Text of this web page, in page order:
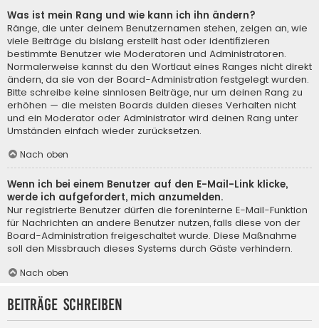
Was ist mein Rang und wie kann ich ihn ändern?
Ränge, die unter deinem Benutzernamen stehen, zeigen an, wie
viele Beiträge du bislang erstellt hast oder identifizieren
bestimmte Benutzer wie Moderatoren und Administratoren.
Normalerweise kannst du den Wortlaut eines Ranges nicht direkt
ändern, da sie von der Board-Administration festgelegt wurden.
Bitte schreibe keine sinnlosen Beiträge, nur um deinen Rang zu
erhöhen — die meisten Boards dulden dieses Verhalten nicht
und ein Moderator oder Administrator wird deinen Rang unter
Umständen einfach wieder zurücksetzen.
Nach oben
Wenn ich bei einem Benutzer auf den E-Mail-Link klicke,
werde ich aufgefordert, mich anzumelden.
Nur registrierte Benutzer dürfen die foreninterne E-Mail-Funktion
für Nachrichten an andere Benutzer nutzen, falls diese von der
Board-Administration freigeschaltet wurde. Diese Maßnahme
soll den Missbrauch dieses Systems durch Gäste verhindern.
Nach oben
Beiträge schreiben